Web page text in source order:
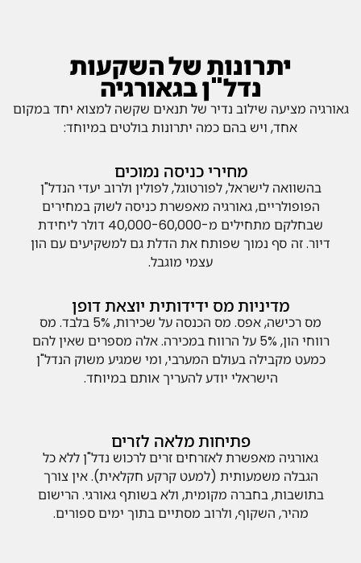
יתרונות של השקעות
נדל"ן בגאורגיה
גאורגיה מציעה שילוב נדיר של תנאים שקשה למצוא יחד במקום
אחד, ויש בהם כמה יתרונות בולטים במיוחד:
מחירי כניסה נמוכים
בהשוואה לישראל, לפורטוגל, לפולין ולרוב יעדי הנדל"ן
הפופולריים, גאורגיה מאפשרת כניסה לשוק במחירים
שבחלקם מתחילים מ-40,000-60,000 דולר ליחידת
דיור. זה סף נמוך שפותח את הדלת גם למשקיעים עם הון
עצמי מוגבל.
מדיניות מס ידידותית יוצאת דופן
מס רכישה, אפס. מס הכנסה על שכירות, 5% בלבד. מס
רווחי הון, 5% על הרווח במכירה. אלה מספרים שאין להם
כמעט מקבילה בעולם המערבי, ומי שמגיע משוק הנדל"ן
הישראלי יודע להעריך אותם במיוחד.
פתיחות מלאה לזרים
גאורגיה מאפשרת לאזרחים זרים לרכוש נדל"ן ללא כל
הגבלה משמעותית (למעט קרקע חקלאית). אין צורך
בתושבות, בחברה מקומית, ולא בשותף גאורגי. הרישום
מהיר, השקוף, ולרוב מסתיים בתוך ימים ספורים.